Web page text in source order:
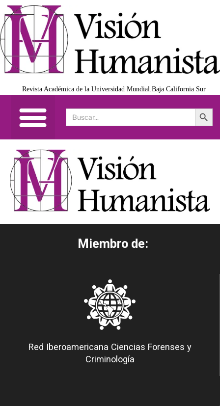
Revista Académica de la Universidad Mundial.Baja California Sur
Search
for:
Search Button
Miembro de:
Red Iberoamericana Ciencias Forenses y
Criminología